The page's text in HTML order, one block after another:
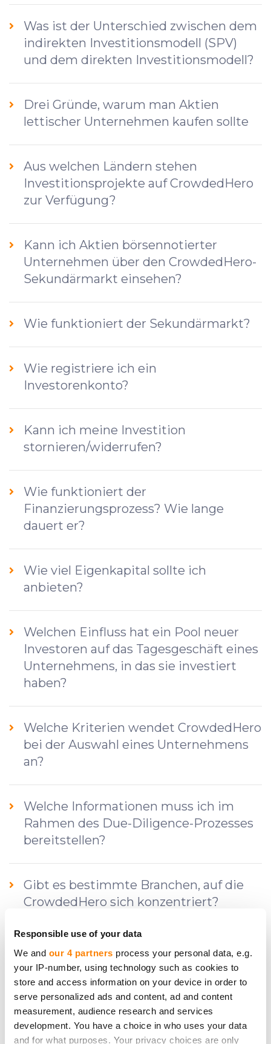
Responsible use of your data
We and our 4 partners process your personal data, e.g.
your IP-number, using technology such as cookies to
store and access information on your device in order to
serve personalized ads and content, ad and content
measurement, audience research and services
development. You have a choice in who uses your data
and for what purposes. Your privacy choices are only
Was ist der Unterschied zwischen dem
indirekten Investitionsmodell (SPV)
und dem direkten Investitionsmodell?
Drei Gründe, warum man Aktien
lettischer Unternehmen kaufen sollte
Aus welchen Ländern stehen
Investitionsprojekte auf CrowdedHero
zur Verfügung?
Kann ich Aktien börsennotierter
Unternehmen über den CrowdedHero-
Sekundärmarkt einsehen?
Wie funktioniert der Sekundärmarkt?
Wie registriere ich ein
Investorenkonto?
Kann ich meine Investition
stornieren/widerrufen?
Wie funktioniert der
Finanzierungsprozess? Wie lange
dauert er?
Wie viel Eigenkapital sollte ich
anbieten?
Welchen Einfluss hat ein Pool neuer
Investoren auf das Tagesgeschäft eines
Unternehmens, in das sie investiert
haben?
Welche Kriterien wendet CrowdedHero
bei der Auswahl eines Unternehmens
an?
Welche Informationen muss ich im
Rahmen des Due-Diligence-Prozesses
bereitstellen?
Gibt es bestimmte Branchen, auf die
CrowdedHero sich konzentriert?
Welche Gebühren muss ich zahlen und
zu welchen Phasen der Investition?
Was ist eine Bedenkzeit?